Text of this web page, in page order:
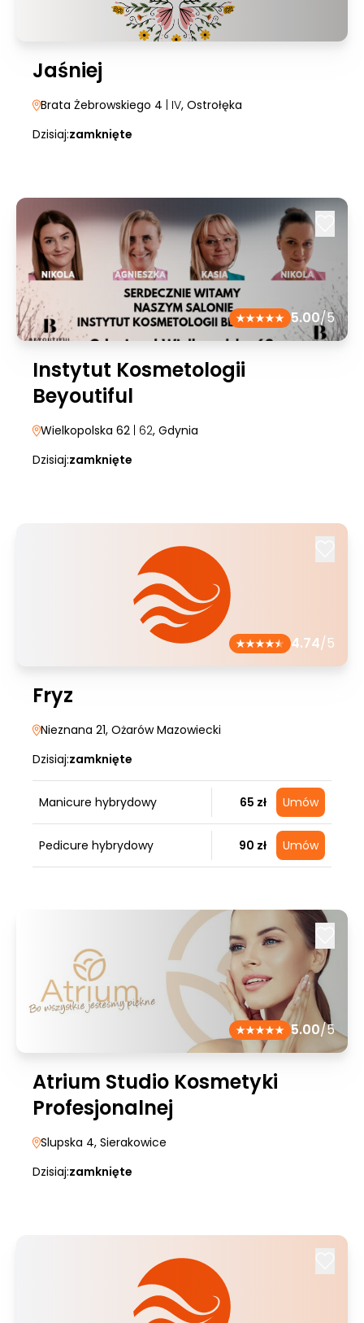
Jaśniej
Brata Żebrowskiego 4 | IV, Ostrołęka
Dzisiaj:zamknięte
5.00/5
Instytut Kosmetologii
Beyoutiful
Wielkopolska 62 | 62, Gdynia
Dzisiaj:zamknięte
4.74/5
Fryz
Nieznana 21, Ożarów Mazowiecki
Dzisiaj:zamknięte
Manicure hybrydowy 65 zł Umów
Pedicure hybrydowy 90 zł Umów
5.00/5
Atrium Studio Kosmetyki
Profesjonalnej
Slupska 4, Sierakowice
Dzisiaj:zamknięte